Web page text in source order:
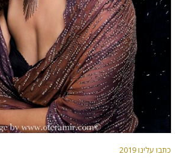
כתבו עלינו 2019